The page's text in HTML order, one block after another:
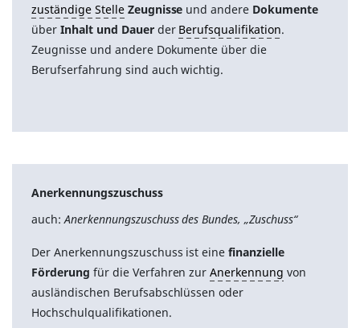
zuständige Stelle Zeugnisse und andere Dokumente
überInhalt und Dauer der Berufsqualifikation.
Zeugnisse und andere Dokumente über die
Berufserfahrung sind auch wichtig.
Anerkennungszuschuss
auch:Anerkennungszuschuss des Bundes, „Zuschuss“
Der Anerkennungszuschuss ist einefinanzielle
Förderung für die Verfahren zurAnerkennung von
ausländischen Berufsabschlüssen oder
Hochschulqualifikationen.